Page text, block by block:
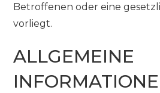
Betroffenen oder eine
vorliegt.
ALLGEMEINE